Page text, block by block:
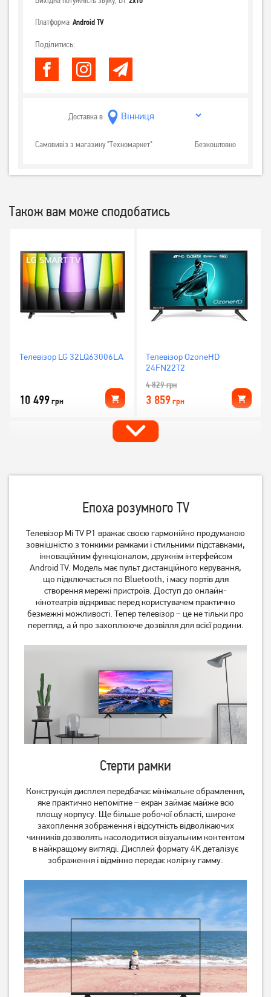
Платформа Android TV
Поділитись:
Доставка в
Самовивіз з магазину "Техномаркет" Безкоштовно
Також вам може сподобатись
Телевізор LG 32LQ63006LA
10 499грн
Телевізор OzoneHD
24FN22T2
4 829грн
3 859грн
Телевізор Philips
43PUS8118/12
грн
18 989грн
Телевізор OzoneHD
43FSN93T2
10 599грн
8 479грн
Телевізор Satelit
6 177
Телевізор LG
23 099грн
18 479
Телевізор Setup 24HSF30
4 499грн
Телевізор Romsat
50UGN18ST2 Smart TV WiFi
(Офіційний GOOGLE)
15 619грн
12 489 грн
Епоха розумного TV
Телевізор Mi TV P1 вражає своєю гармонійно продуманою
зовнішністю з тонкими рамками і стильними підставками,
інноваційним функціоналом, дружнім інтерфейсом
Android TV. Модель має пульт дистанційного керування,
що підключається по Bluetooth, і масу портів для
створення мережі пристроїв. Доступ до онлайн-
кінотеатрів відкриває перед користувачем практично
безмежні можливості. Тепер телевізор – це не тільки про
перегляд, а й про захоплююче дозвілля для всієї родини.
Стерти рамки
Конструкція дисплея передбачає мінімальне обрамлення,
яке практично непомітне – екран займає майже всю
площу корпусу. Ще більше робочої області, широке
захоплення зображення і відсутність відволікаючих
чинників дозволять насолодитися візуальним контентом
в найкращому вигляді. Дисплей формату 4K деталізує
зображення і відмінно передає колірну гамму.